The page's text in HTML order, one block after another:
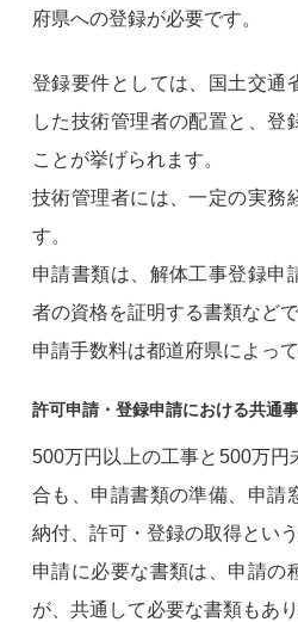
府県への登録が必要です。
登録要件としては、国土交通
した技術管理者の配置と、登
ことが挙げられます。
技術管理者には、一定の実務
す。
申請書類は、解体工事登録申
者の資格を証明する書類などで
申請手数料は都道府県によって
許可申請・登録申請における共通
500万円以上の工事と500万円
合も、申請書類の準備、申請
納付、許可・登録の取得とい
申請に必要な書類は、申請の
が、共通して必要な書類もあり